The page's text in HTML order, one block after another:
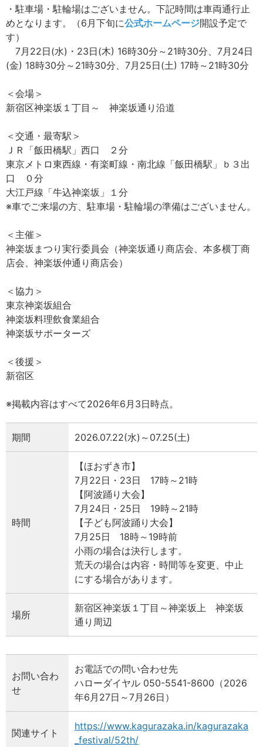
・駐車場・駐輪場はございません。下記時間は車両通行止
めとなります。（6月下旬に公式ホームページ開設予定で
す）
7月22日(水)・23日(木) 16時30分～21時30分、7月24日
(金) 18時30分～21時30分、7月25日(土) 17時～21時30分
＜会場＞
新宿区神楽坂１丁目～ 神楽坂通り沿道
＜交通・最寄駅＞
ＪＲ「飯田橋駅」西口 ２分
東京メトロ東西線・有楽町線・南北線「飯田橋駅」ｂ３出
口 ０分
大江戸線「牛込神楽坂」１分
※車でご来場の方、駐車場・駐輪場の準備はございません。
＜主催＞
神楽坂まつり実行委員会（神楽坂通り商店会、本多横丁商
店会、神楽坂仲通り商店会）
＜協力＞
東京神楽坂組合
神楽坂料理飲食業組合
神楽坂サポーターズ
＜後援＞
新宿区
※掲載内容はすべて2026年6月3日時点。
期間 2026.07.22(水)～07.25(土)
時間
【ほおずき市】
7月22日・23日 17時～21時
【阿波踊り大会】
7月24日・25日 19時～21時
【子ども阿波踊り大会】
7月25日 18時～19時前
小雨の場合は決行します。
荒天の場合は内容・時間等を変更、中止
にする場合があります。
場所
新宿区神楽坂１丁目～神楽坂上 神楽坂
通り周辺
お問い合わ
せ
お電話での問い合わせ先
ハローダイヤル 050-5541-8600（2026
年6月27日～7月26日）
関連サイト
https://www.kagurazaka.in/kagurazaka
_festival/52th/